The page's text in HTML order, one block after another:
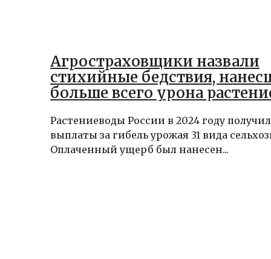
Агростраховщики назвали
стихийные бедствия,
больше всего урона
Растениеводы России в 2024 году
выплаты за гибель урожая 31 вида
Оплаченный ущерб был нанесен...